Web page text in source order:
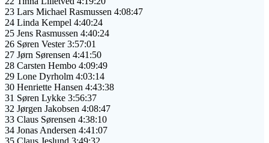
23 Lars Michael Rasmussen 4:08:47
24 Linda Kempel 4:40:24
25 Jens Rasmussen 4:40:24
26 Søren Vester 3:57:01
27 Jørn Sørensen 4:41:50
28 Carsten Hembo 4:09:49
29 Lone Dyrholm 4:03:14
30 Henriette Hansen 4:43:38
31 Søren Lykke 3:56:37
32 Jørgen Jakobsen 4:08:47
33 Claus Sørensen 4:38:10
34 Jonas Andersen 4:41:07
35 Claus Jeslund 3:49:32